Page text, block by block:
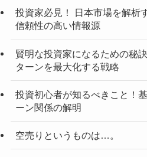
投資家必見！ 日本市場を解析
信頼性の高い情報源
賢明な投資家になるための秘
ターンを最大化する戦略
投資初心者が知るべきこと！
ーン関係の解明
空売りというものは…。